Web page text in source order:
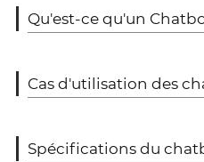
Qu'est-ce qu'un
Cas d'utilisation des
Spécifications du